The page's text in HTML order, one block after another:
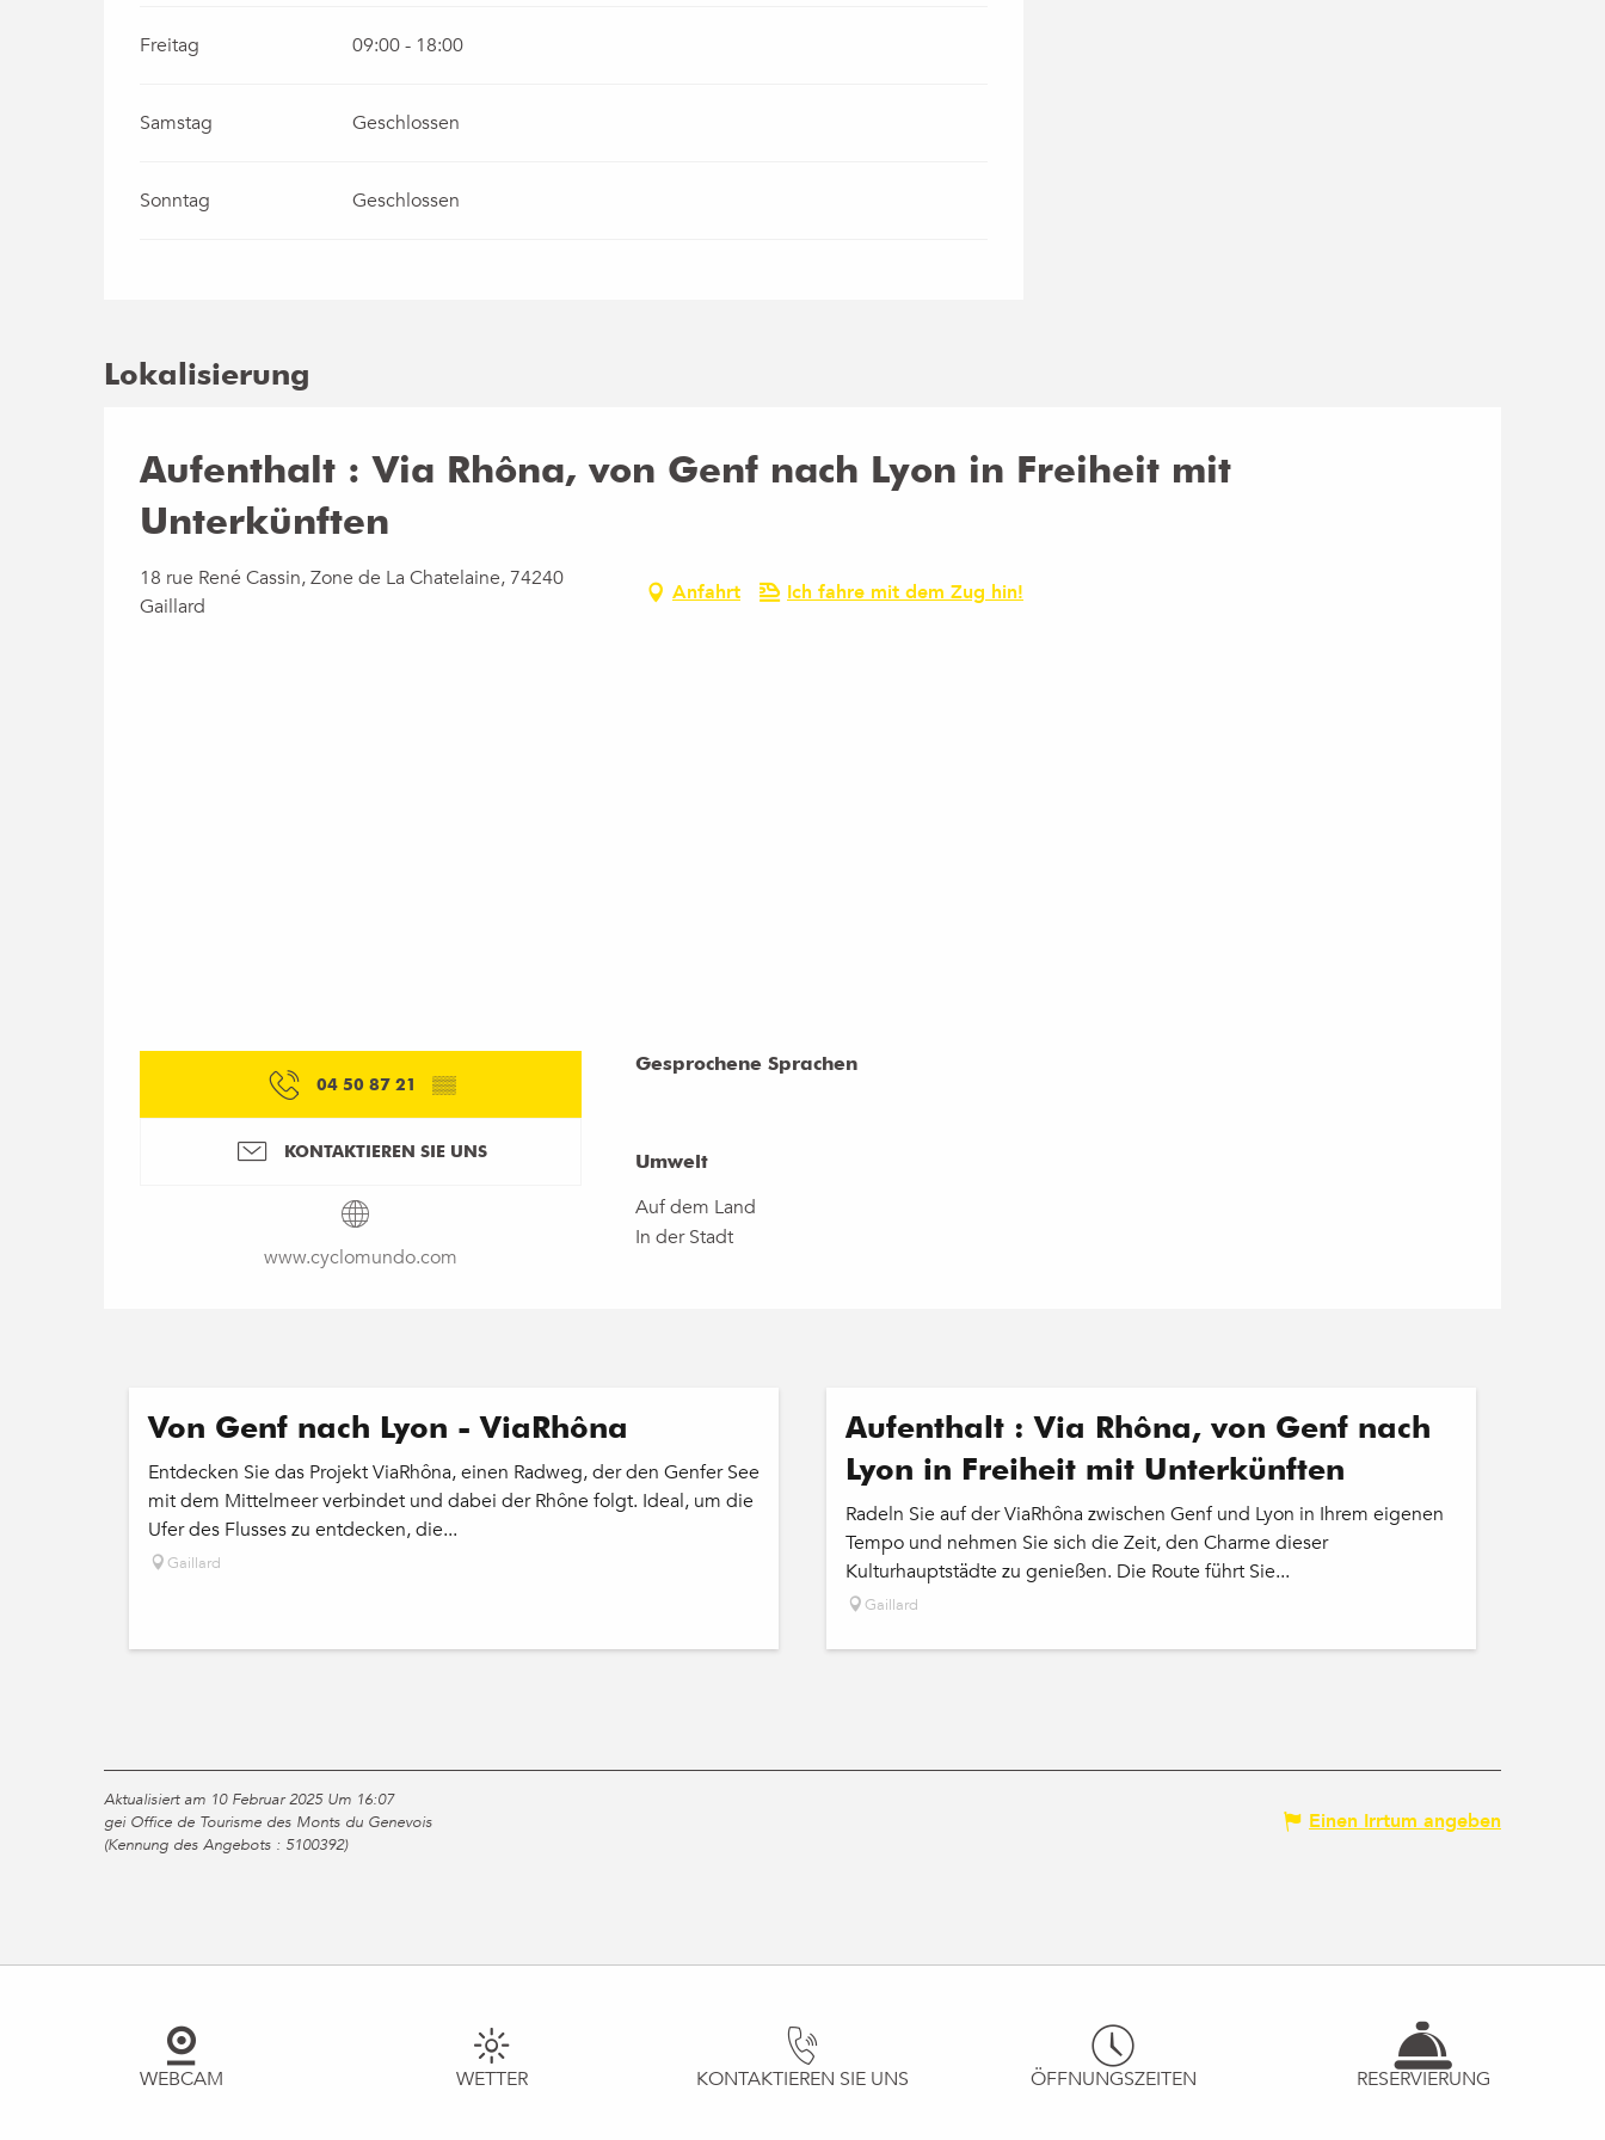
Freitag 09:00 - 18:00
Samstag Geschlossen
Sonntag Geschlossen
Lokalisierung
Aufenthalt : Via Rhôna, von Genf nach Lyon in Freiheit mit
Unterkünften
18 rue René Cassin, Zone de La Chatelaine, 74240
Gaillard
Anfahrt Ich fahre mit dem Zug hin!
04 50 87 21 ▒▒
KONTAKTIEREN SIE UNS
www.cyclomundo.com
Gesprochene Sprachen
Gesprochene Sprachen
Umwelt
Umwelt
Auf dem Land
In der Stadt
Von Genf nach Lyon - ViaRhôna
Entdecken Sie das Projekt ViaRhôna, einen Radweg, der den Genfer See
mit dem Mittelmeer verbindet und dabei der Rhône folgt. Ideal, um die
Ufer des Flusses zu entdecken, die...
Gaillard
Aufenthalt : Via Rhôna, von Genf nach
Lyon in Freiheit mit Unterkünften
Radeln Sie auf der ViaRhôna zwischen Genf und Lyon in Ihrem eigenen
Tempo und nehmen Sie sich die Zeit, den Charme dieser
Kulturhauptstädte zu genießen. Die Route führt Sie...
Gaillard
Aktualisiert am 10 Februar 2025 Um 16:07
gei Office de Tourisme des Monts du Genevois
(Kennung des Angebots : 5100392)
Einen Irrtum angeben
WEBCAM WETTER KONTAKTIEREN SIE UNS ÖFFNUNGSZEITEN RESERVIERUNG